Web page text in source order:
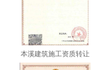
本溪建筑施工资质转让